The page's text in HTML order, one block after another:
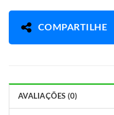
COMPARTILHE
AVALIAÇÕES (0)